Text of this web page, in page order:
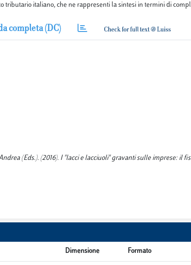
italiano, che ne rappresenti la sintesi in termini di
completa (DC)
(Eds.). (2016). I "lacci e lacciuoli" gravanti sulle imprese: il
Dimensione Formato